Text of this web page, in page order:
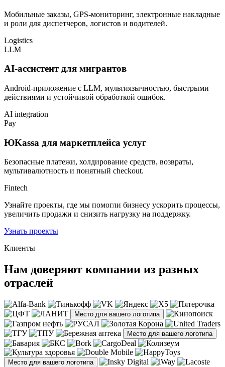
Мобильные заказы, GPS-мониторинг, электронные накладные
и роли для диспетчеров, логистов и водителей.
Logistics
LLM
AI-ассистент для мигрантов
Android-приложение с LLM, мультиязычностью, быстрыми
действиями и устойчивой обработкой ошибок.
AI integration
Pay
ЮKassa для маркетплейса услуг
Безопасные платежи, холдирование средств, возвраты,
мультивалютность и понятный checkout.
Fintech
Узнайте проекты, где мы помогли бизнесу ускорить процессы,
увеличить продажи и снизить нагрузку на поддержку.
Узнать проекты
Клиенты
Нам доверяют компании из разных
отраслей
Место для вашего логотипа
Место для вашего логотипа
Место для вашего логотипа